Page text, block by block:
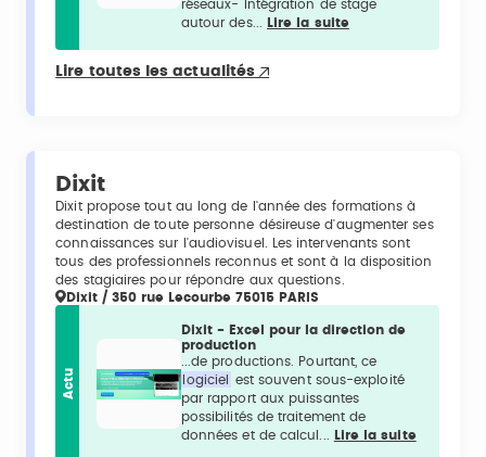
réseaux- Intégration de stage
autour des...
Lire la suite
Lire toutes les actualités
Dixit
Dixit propose tout au long de l'année des formations à
destination de toute personne désireuse d'augmenter ses
connaissances sur l'audiovisuel. Les intervenants sont
tous des professionnels reconnus et sont à la disposition
des stagiaires pour répondre aux questions.
Dixit / 350 rue Lecourbe 75015 PARIS
Actu
Dixit - Excel pour la direction de
production
...de productions. Pourtant, ce
logiciel
est souvent sous-exploité
par rapport aux puissantes
possibilités de traitement de
données et de calcul...
Lire la suite